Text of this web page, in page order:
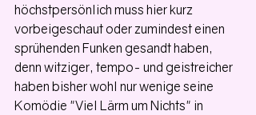
höchstpersönlich muss hier kurz
vorbeigeschaut oder zumindest einen
sprühenden Funken gesandt haben,
denn witziger, tempo- und geistreicher
haben bisher wohl nur wenige seine
Komödie "Viel Lärm um Nichts" in